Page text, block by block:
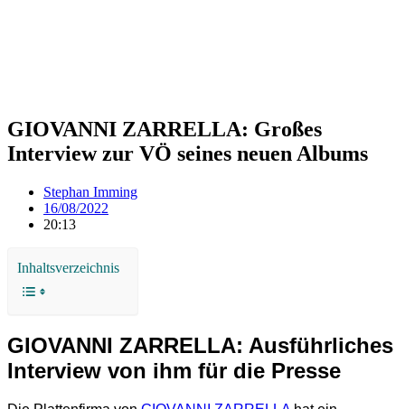
GIOVANNI ZARRELLA: Großes
Interview zur VÖ seines neuen Albums
Stephan Imming
16/08/2022
20:13
Inhaltsverzeichnis
GIOVANNI ZARRELLA: Ausführliches
Interview von ihm für die Presse